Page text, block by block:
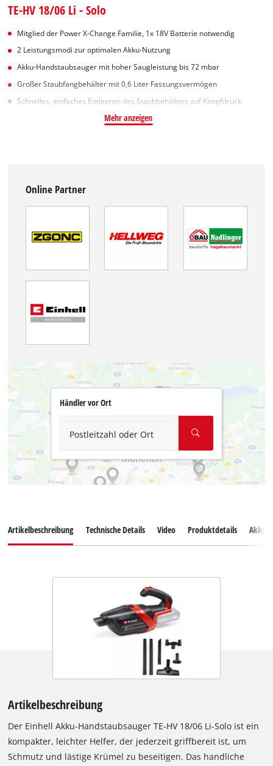
TE-HV 18/06 Li - Solo
Mitglied der Power X-Change Familie, 1x 18V Batterie notwendig
2 Leistungsmodi zur optimalen Akku-Nutzung
Akku-Handstaubsauger mit hoher Saugleistung bis 72 mbar
Großer Staubfangbehälter mit 0,6 Liter Fassungsvermögen
Schnelles, einfaches Entleeren des Staubbehälters auf Knopfdruck
Mehr anzeigen
Online Partner
Händler vor Ort
Postleitzahl oder Ort
Artikelbeschreibung Technische Details Video Produktdetails
Artikelbeschreibung
Der Einhell Akku-Handstaubsauger TE-HV 18/06 Li-Solo ist ein
kompakter, leichter Helfer, der jederzeit griffbereit ist, um
Schmutz und lästige Krümel zu beseitigen. Das handliche